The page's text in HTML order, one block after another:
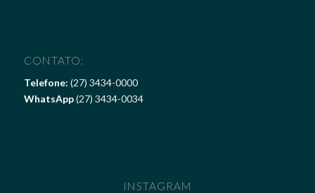
CONTATO:
Telefone: (27) 3434-0000
WhatsApp(27) 3434-0034
INSTAGRAM